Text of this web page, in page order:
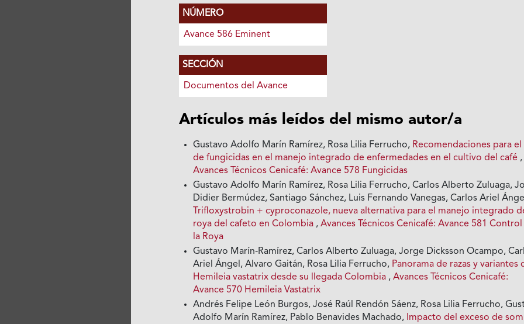
NÚMERO
Avance 586 Eminent
SECCIÓN
Documentos del Avance
Artículos más leídos del mismo autor/a
Gustavo Adolfo Marín Ramírez, Rosa Lilia Ferrucho, Recomendaciones para el
de fungicidas en el manejo integrado de enfermedades en el cultivo del café ,
Avances Técnicos Cenicafé: Avance 578 Fungicidas
Gustavo Adolfo Marín Ramírez, Rosa Lilia Ferrucho, Carlos Alberto Zuluaga,
Didier Bermúdez, Santiago Sánchez, Luis Fernando Vanegas, Carlos Ariel
Trifloxystrobin + cyproconazole, nueva alternativa para el manejo integrado
roya del cafeto en Colombia ,Avances Técnicos Cenicafé: Avance 581 Control
la Roya
Gustavo Marín-Ramírez, Carlos Alberto Zuluaga, Jorge Dicksson Ocampo,
Ariel Ángel, Alvaro Gaitán, Rosa Lilia Ferrucho, Panorama de razas y variantes
Hemileia vastatrix desde su llegada Colombia ,Avances Técnicos Cenicafé:
Avance 570 Hemileia Vastatrix
Andrés Felipe León Burgos, José Raúl Rendón Sáenz, Rosa Lilia Ferrucho,
Adolfo Marín Ramírez, Pablo Benavides Machado, Impacto del exceso de